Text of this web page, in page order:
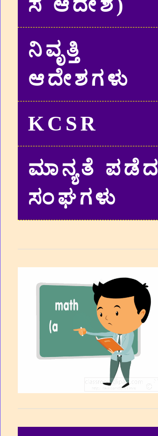
ನಿವೃತ್ತಿ
ಆದೇಶಗಳು
KCSR
ಮಾನ್ಯತೆ ಪಡೆದ
ಸಂಘಗಳು